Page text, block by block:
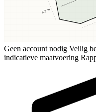
8,2 m
Geen account nodig Veilig
indicatieve maatvoering